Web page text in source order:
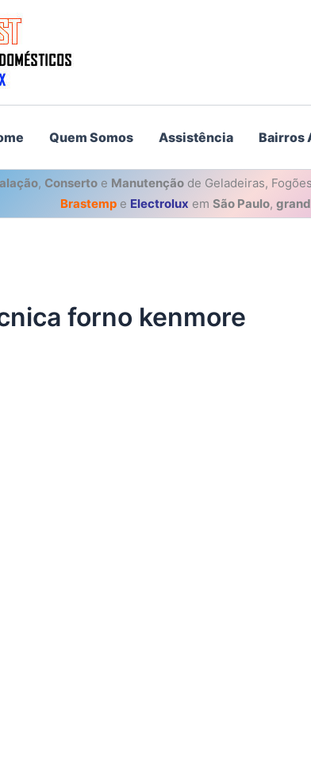
Quem Somos Assistência Bairros
, Conserto e Manutenção de Geladeiras,
Brastempe Electrolux em São Paulo,
forno kenmore